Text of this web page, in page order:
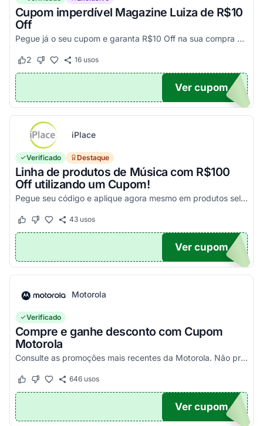
Cupom imperdível Magazine Luiza de R$10
Off
Pegue já o seu cupom e garanta R$10 Off na sua compra acima de R$500,00
Este cupom funcionou
2 Este cupom não funcionou
16usos
UPOM
Ver cupom
iPlace
Verificado Destaque
Linha de produtos de Música com R$100
Off utilizando um Cupom!
Pegue seu código e aplique agora mesmo em produtos selecionados para garantir seus descontos!
Este cupom funcionou
Este cupom não funcionou
43usos
100
Ver cupom
Motorola
Verificado
Compre e ganhe desconto com Cupom
Motorola
Consulte as promoções mais recentes da Motorola. Não precisa de cupom, descontos já aplicados no site.
Este cupom funcionou
Este cupom não funcionou
646usos
TICO
Ver cupom